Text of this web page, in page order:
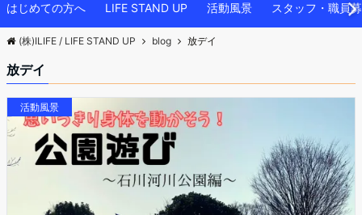
はじめての方へ LIFE STAND UP 活動風景 スタッフ・職員
(株)ILIFE / LIFE STAND UP blog 放デイ
放デイ
活動風景